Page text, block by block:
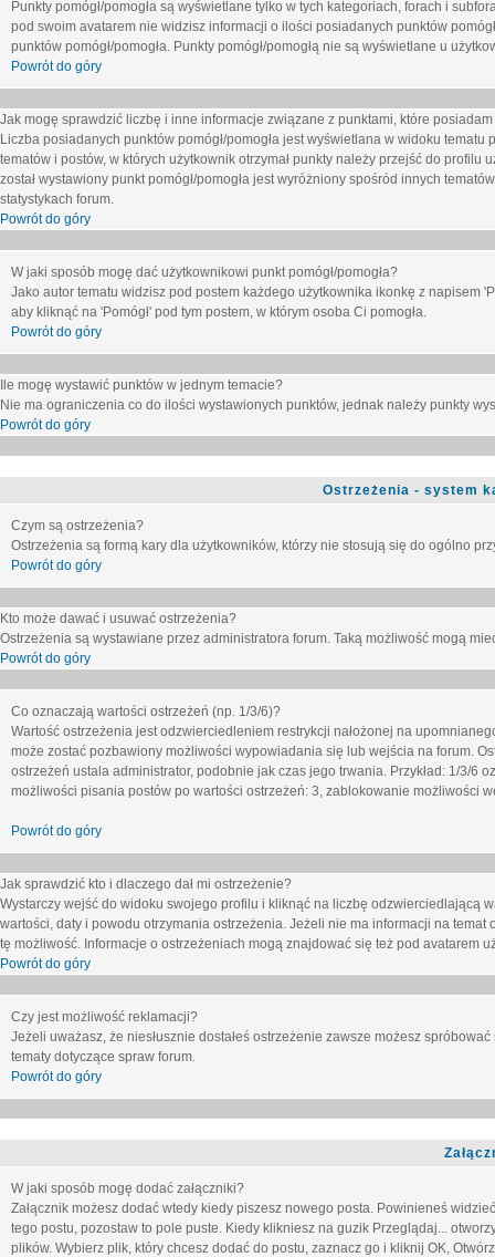
Punkty pomógł/pomogła są wyświetlane tylko w tych kategoriach, forach i
pod swoim avatarem nie widzisz informacji o ilości posiadanych punktów
punktów pomógł/pomogła. Punkty pomógł/pomogłą nie są wyświetlane u
Powrót do góry
Jak mogę sprawdzić liczbę i inne informacje związane z punktami, które
Liczba posiadanych punktów pomógł/pomogła jest wyświetlana w widoku
tematów i postów, w których użytkownik otrzymał punkty należy przejść do
został wystawiony punkt pomógł/pomogła jest wyróżniony spośród innych
statystykach forum.
Powrót do góry
W jaki sposób mogę dać użytkownikowi punkt pomógł/pomogła?
Jako autor tematu widzisz pod postem każdego użytkownika ikonkę z napisem
aby kliknąć na 'Pomógł' pod tym postem, w którym osoba Ci pomogła.
Powrót do góry
Ile mogę wystawić punktów w jednym temacie?
Nie ma ograniczenia co do ilości wystawionych punktów, jednak należy punkty
Powrót do góry
Ostrzeżenia - system
Czym są ostrzeżenia?
Ostrzeżenia są formą kary dla użytkowników, którzy nie stosują się do ogólno
Powrót do góry
Kto może dawać i usuwać ostrzeżenia?
Ostrzeżenia są wystawiane przez administratora forum. Taką możliwość mogą
Powrót do góry
Co oznaczają wartości ostrzeżeń (np. 1/3/6)?
Wartość ostrzeżenia jest odzwierciedleniem restrykcji nałożonej na
może zostać pozbawiony możliwości wypowiadania się lub wejścia na forum.
ostrzeżeń ustala administrator, podobnie jak czas jego trwania. Przykład: 1/3/6
możliwości pisania postów po wartości ostrzeżeń: 3, zablokowanie możliwości
Powrót do góry
Jak sprawdzić kto i dlaczego dał mi ostrzeżenie?
Wystarczy wejść do widoku swojego profilu i kliknąć na liczbę odzwierciedlającą
wartości, daty i powodu otrzymania ostrzeżenia. Jeżeli nie ma informacji na temat
tę możliwość. Informacje o ostrzeżeniach mogą znajdować się też pod avatarem
Powrót do góry
Czy jest możliwość reklamacji?
Jeżeli uważasz, że niesłusznie dostałeś ostrzeżenie zawsze możesz
tematy dotyczące spraw forum.
Powrót do góry
W jaki sposób mogę dodać załączniki?
Załącznik możesz dodać wtedy kiedy piszesz nowego posta. Powinieneś
tego postu, pozostaw to pole puste. Kiedy klikniesz na guzik Przeglądaj...
plików. Wybierz plik, który chcesz dodać do postu, zaznacz go i kliknij OK,